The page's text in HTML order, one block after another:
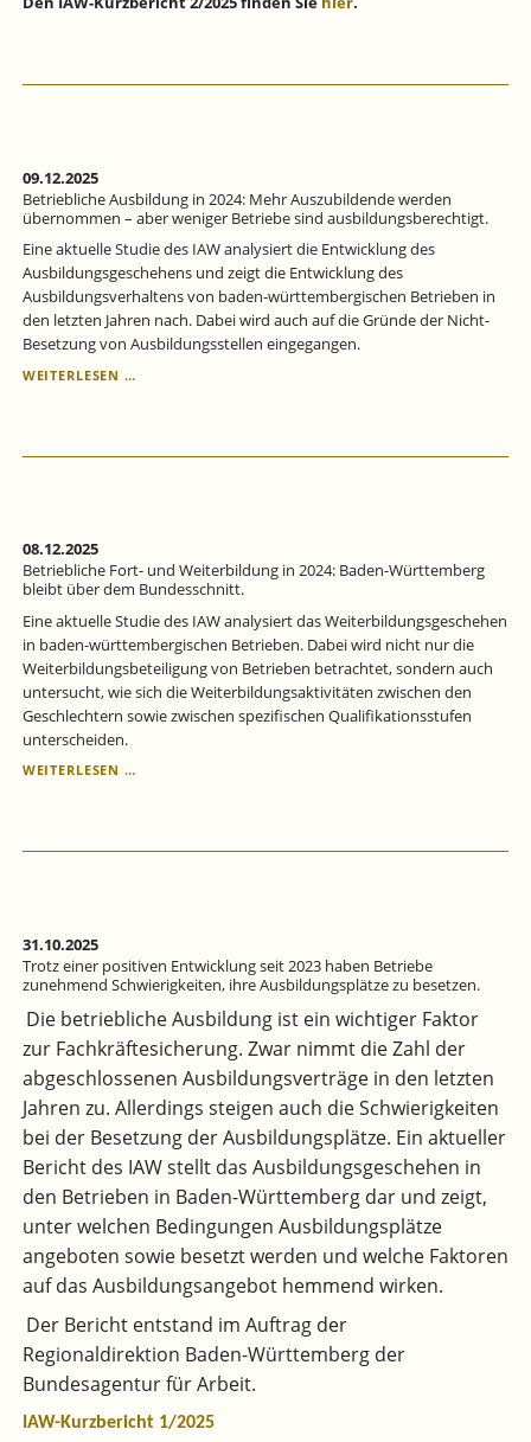
09.12.2025
Betriebliche Ausbildung in 2024: Mehr Auszubildende werden
übernommen – aber weniger Betriebe sind ausbildungsberechtigt.
Eine aktuelle Studie des IAW analysiert die Entwicklung des
Ausbildungsgeschehens und zeigt die Entwicklung des
Ausbildungsverhaltens von baden-württembergischen Betrieben in
den letzten Jahren nach. Dabei wird auch auf die Gründe der Nicht-
Besetzung von Ausbildungsstellen eingegangen.
WEITERLESEN …
MEHR
ABER
WENIGER
SIND
AUSBILDUNGSBERECHTIGT.
08.12.2025
Betriebliche Fort- und Weiterbildung in 2024: Baden-Württemberg
bleibt über dem Bundesschnitt.
Eine aktuelle Studie des IAW analysiert das Weiterbildungsgeschehen
in baden-württembergischen Betrieben. Dabei wird nicht nur die
Weiterbildungsbeteiligung von Betrieben betrachtet, sondern auch
untersucht, wie sich die Weiterbildungsaktivitäten zwischen den
Geschlechtern sowie zwischen spezifischen Qualifikationsstufen
unterscheiden.
WEITERLESEN …BETRIEBLICHE
IN
ÜBER
DEM
31.10.2025
Trotz einer positiven Entwicklung seit 2023 haben Betriebe
zunehmend Schwierigkeiten, ihre Ausbildungsplätze zu besetzen.
Die betriebliche Ausbildung ist ein wichtiger Faktor
zur Fachkräftesicherung. Zwar nimmt die Zahl der
abgeschlossenen Ausbildungsverträge in den letzten
Jahren zu. Allerdings steigen auch die Schwierigkeiten
bei der Besetzung der Ausbildungsplätze. Ein aktueller
Bericht des IAW stellt das Ausbildungsgeschehen in
den Betrieben in Baden-Württemberg dar und zeigt,
unter welchen Bedingungen Ausbildungsplätze
angeboten sowie besetzt werden und welche Faktoren
auf das Ausbildungsangebot hemmend wirken.
Der Bericht entstand im Auftrag der
Regionaldirektion Baden-Württemberg der
Bundesagentur für Arbeit.
IAW-Kurzbericht 1/2025